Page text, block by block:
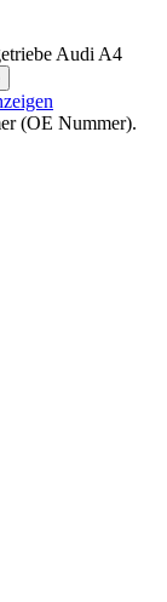
Audi A4
(OE Nummer).